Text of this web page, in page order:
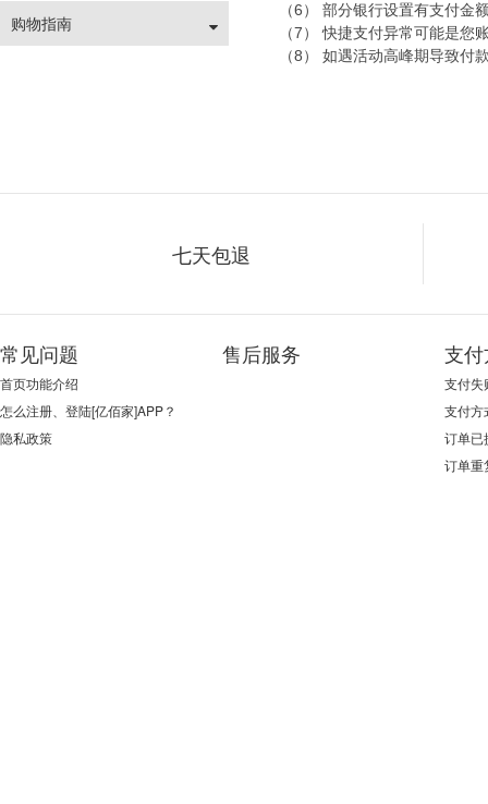
购物指南
（6） 部分银行设置有支付
（7） 快捷支付异常可能是
（8） 如遇活动高峰期导致付
七天包退
常见问题
首页功能介绍
怎么注册、登陆[亿佰家]APP？
隐私政策
售后服务 支
支付失
支付方
订单已
订单重